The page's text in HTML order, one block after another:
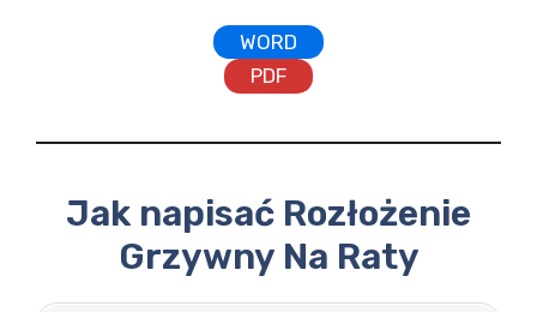
WORD
PDF
Jak napisać Rozłożenie
Grzywny Na Raty